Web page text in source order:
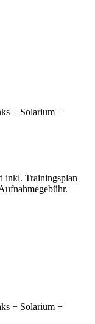
+ Solarium +
inkl. Trainingsplan
+ Solarium +